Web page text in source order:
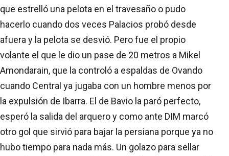
que estrelló una pelota en el travesaño o pudo
hacerlo cuando dos veces Palacios probó desde
afuera y la pelota se desvió. Pero fue el propio
volante el que le dio un pase de 20 metros a Mikel
Amondarain, que la controló a espaldas de Ovando
cuando Central ya jugaba con un hombre menos por
la expulsión de Ibarra. El de Bavio la paró perfecto,
esperó la salida del arquero y como ante DIM marcó
otro gol que sirvió para bajar la persiana porque ya no
hubo tiempo para nada más. Un golazo para sellar